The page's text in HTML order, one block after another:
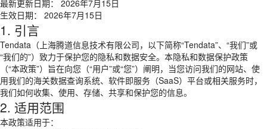
最新更新日期： 2026年7月15日
生效日期： 2026年7月15日
1. 引言
Tendata（上海腾道信息技术有限公司，以下简称“Tendata”、“我们”或
“我们的”）致力于保护您的隐私和数据安全。本隐私和数据保护政策
（“本政策”）旨在向您（“用户”或“您”）阐明，当您访问我们的网站、使
用我们的海关数据查询系统、软件即服务（SaaS）平台或相关服务时，
我们如何收集、使用、存储、共享和保护您的信息。
2. 适用范围
本政策适用于：